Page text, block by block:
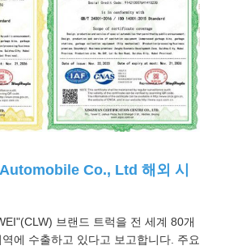
Co., Ltd 해외 시
브랜드 트럭을 전 세계 80개
에 수출하고 있다고 보고합니다. 주요